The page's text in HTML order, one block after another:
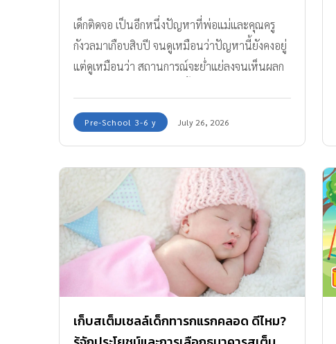
เด็กติดจอ เป็นอีกหนึ่งปัญหาที่พ่อแม่และคุณครู
กังวลมาเกือบสิบปี จนดูเหมือนว่าปัญหานี้ยังคงอยู่
แต่ดูเหมือนว่า สถานการณ์จะย่ำแย่ลงจนเห็นผลก
ปัจจุบันมีเด็กอายุ 0-2 ขวบ มากถึงร้อยละ 72.6 ใช้
เวลาหน้าจอนานกว่า 1 ชั่วโมง ซึ่งส่งผลต่อสุขภาพ
ร่างกาย และสุขภาพจิตในหลายด้าน อีกทั้ง เด็กติด
จอ ยังมีโอกาสที่เด็กจะเสี่ยงต่อภัยจากโลกออนไลน์
ไม่ว่าจะเป็นการคุกคามทางเพศ การกลั่นแกล้ง
ออนไลน์ และการพนันออนไลน์ด้วย วันนี้ทีมแม่
ABK มีสาระความรู้ดี ๆ จาก รศ.ดร.วิมลทิพย์ มุสิก
พันธ์ อาจารย์ประจำสถาบันแห่งชาติเพื่อการ
พัฒนาเด็กและครอบครัว มหาวิทยาลัยมหิดล มา
ฝากคุณพ่อคุณแม่กันค่ะ ลูกติดมือถือ ผิดที่หน้าจอ
หรือพ่อแม่ยื่นให้เอง หน้าจอต่าง ๆ ไม่ว่าจะเป็น
Pre-School 3-6 y July 26, 2026
เก็บสเต็มเซลล์เด็กทารกแรกคลอด ดีไหม?